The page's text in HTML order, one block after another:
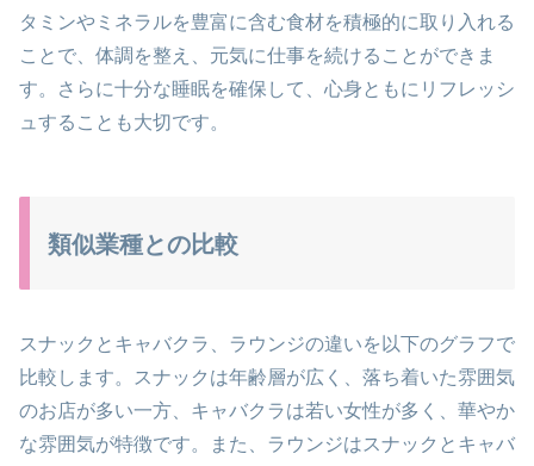
タミンやミネラルを豊富に含む食材を積極的に取り入れる
ことで、体調を整え、元気に仕事を続けることができま
す。さらに十分な睡眠を確保して、心身ともにリフレッシ
ュすることも大切です。
類似業種との比較
スナックとキャバクラ、ラウンジの違いを以下のグラフで
比較します。スナックは年齢層が広く、落ち着いた雰囲気
のお店が多い一方、キャバクラは若い女性が多く、華やか
な雰囲気が特徴です。また、ラウンジはスナックとキャバ